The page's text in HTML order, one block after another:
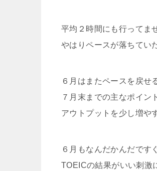
平均２時間にも行ってま
やはりペースが落ちてい
６月はまたペースを戻せ
７月末までの主なポイン
アウトプットを少し増や
６月もなんだかんだです
TOEICの結果がいい刺激